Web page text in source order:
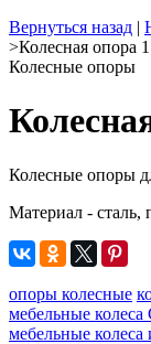
Вернуться назад |
>Колесная опора
Колесные опоры
Колесные опоры
Материал - сталь,
опоры колесные
мебельные
мебельные колеса